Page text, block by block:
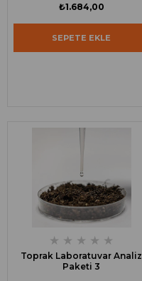
₺1.684,00
SEPETE EKLE
★ ★ ★ ★ ★
Toprak Laboratuvar Analiz
Paketi 3